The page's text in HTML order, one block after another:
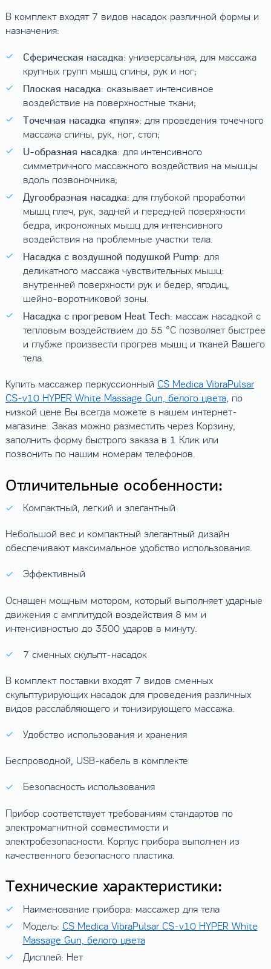
В комплект входят 7 видов насадок различной формы и
назначения:
Сферическая насадка: универсальная, для массажа
крупных групп мышц спины, рук и ног;
Плоская насадка: оказывает интенсивное
воздействие на поверхностные ткани;
Точечная насадка «пуля»: для проведения точечного
массажа спины, рук, ног, стоп;
U-образная насадка: для интенсивного
симметричного массажного воздействия на мышцы
вдоль позвоночника;
Дугообразная насадка: для глубокой проработки
мышц плеч, рук, задней и передней поверхности
бедра, икроножных мышц для интенсивного
воздействия на проблемные участки тела.
Насадка с воздушной подушкой Pump: для
деликатного массажа чувствительных мышц:
внутренней поверхности рук и бедер, ягодиц,
шейно-воротниковой зоны.
Насадка с прогревом Heat Tech: массаж насадкой c
тепловым воздействием до 55 °С позволяет быстрее
и глубже произвести прогрев мышц и тканей Вашего
тела.
Купить массажер перкуссионный CS Medica VibraPulsar
CS-v10 HYPER White Massage Gun, белого цвета, по
низкой цене Вы всегда можете в нашем интернет-
магазине. Заказ можно разместить через Корзину,
заполнить форму быстрого заказа в 1 Клик или
позвонить по нашим номерам телефонов.
Отличительные особенности:
Компактный, легкий и элегантный
Небольшой вес и компактный элегантный дизайн
обеспечивают максимальное удобство использования.
Эффективный
Оснащен мощным мотором, который выполняет ударные
движения с амплитудой воздействия 8 мм и
интенсивностью до 3500 ударов в минуту.
7 сменных скульпт-насадок
В комплект поставки входят 7 видов сменных
скульптурирующих насадок для проведения различных
видов расслабляющего и тонизирующего массажа.
Удобство использования и хранения
Беспроводной, USB-кабель в комплекте
Безопасность использования
Прибор соответствует требованиям стандартов по
электромагнитной совместимости и
электробезопасности. Корпус прибора выполнен из
качественного безопасного пластика.
Технические характеристики:
Наименование прибора: массажер для тела
Модель: CS Medica VibraPulsar CS-v10 HYPER White
Massage Gun, белого цвета
Дисплей: Нет